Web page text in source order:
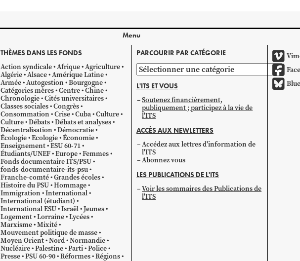
Menu
THÈMES DANS LES FONDS
Action syndicale Afrique Agriculture
Algérie Alsace Amérique Latine
Armée Autogestion Bourgogne
Catégories mères Centre Chine
Chronologie Cités universitaires
Classes sociales Congrès
Consommation Crise Cuba Culture
Culture Débats Débats et analyses
Décentralisation Démocratie
Écologie Ecologie Économie
Enseignement ESU 60-71
Étudiants/UNEF Europe Femmes
Fonds documentaire ITS/PSU
fonds-documentaire-its-psu
Franche-comté Grandes écoles
Histoire du PSU Hommage
Immigration International
International (étudiant)
International ESU Israël Jeunes
Logement Lorraine Lycées
Marxisme Mixité
Mouvement politique de masse
Moyen Orient Nord Normandie
Nucléaire Palestine Parti Police
Presse PSU 60-90 Réformes Régions
PARCOURIR PAR CATÉGORIE
Parcourir
par
catégorie
L'ITS ET VOUS
Soutenez financièrement,
publiquement ; participez à la vie de
l'ITS
ACCÈS AUX NEWLETTERS
Accédez aux lettres d'information de
l'ITS
Abonnez vous
LES PUBLICATIONS DE L'ITS
Voir les sommaires des Publications de
l'ITS